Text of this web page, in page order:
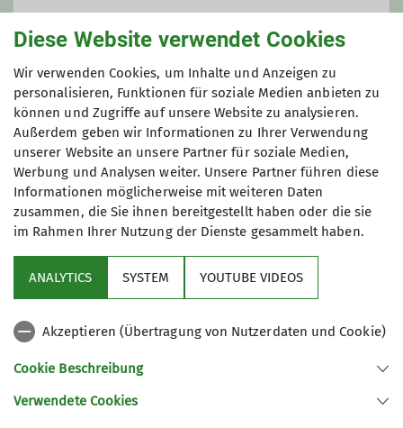
So. 11.01.2026
Organisation
Dr. Thomas Peters
08158904330
thomas.peters@dav-asm.de
1. Vorsitzender
Sektion
Diese Website verwendet Cookies
Wir verwenden Cookies, um Inhalte und Anzeigen zu
personalisieren, Funktionen für soziale Medien anbieten zu
können und Zugriffe auf unsere Website zu analysieren.
Außerdem geben wir Informationen zu Ihrer Verwendung
unserer Website an unsere Partner für soziale Medien,
Werbung und Analysen weiter. Unsere Partner führen diese
Informationen möglicherweise mit weiteren Daten
zusammen, die Sie ihnen bereitgestellt haben oder die sie
im Rahmen Ihrer Nutzung der Dienste gesammelt haben.
ANALYTICS SYSTEM YOUTUBE VIDEOS
Akzeptieren (Übertragung von Nutzerdaten und Cookie)
Cookie Beschreibung
Verwendete Cookies